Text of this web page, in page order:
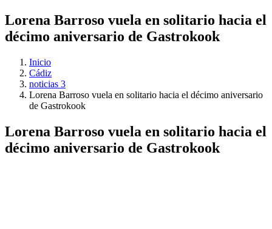
Lorena Barroso vuela en solitario hacia el
décimo aniversario de Gastrokook
Inicio
Cádiz
noticias 3
Lorena Barroso vuela en solitario hacia el décimo aniversario
de Gastrokook
Lorena Barroso vuela en solitario hacia el
décimo aniversario de Gastrokook